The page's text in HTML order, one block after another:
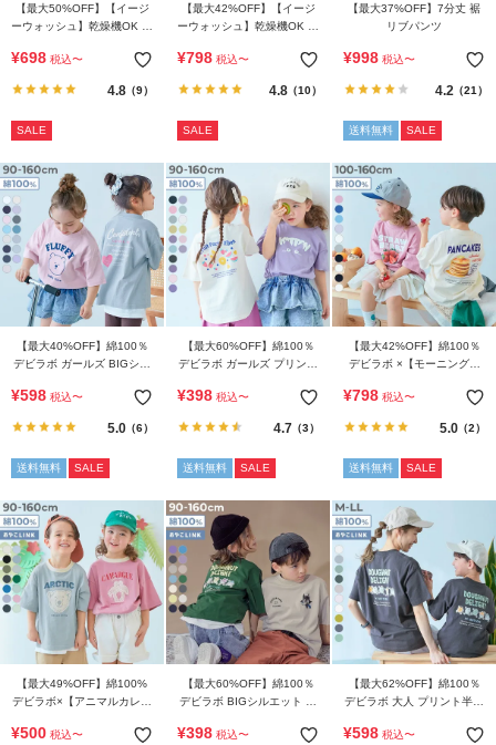
【最大50%OFF】【イージ
ーウォッシュ】乾燥機OK 防
ツ
¥698 税込〜
4.8（9）
SALE
【最大42%OFF】【イージ
ーウォッシュ】乾燥機OK 防
ンツ
¥798 税込〜
4.8（10）
SALE
【最大37%OFF】7分丈 裾
リブパンツ
¥998 税込〜
4.2（21）
送料無料 SALE
【最大40%OFF】綿100％
デビラボ ガールズ BIGシル
ツ
¥598 税込〜
5.0（6）
送料無料 SALE
【最大60%OFF】綿100％
デビラボ ガールズ プリント
¥398 税込〜
4.7（3）
送料無料 SALE
【最大42%OFF】綿100％
デビラボ ×【モーニング】
ツ
¥798 税込〜
5.0（2）
送料無料 SALE
【最大49%OFF】綿100%
デビラボ×【アニマルカレッ
ト半袖Tシャツ
¥500 税込〜
【最大60%OFF】綿100％
デビラボ BIGシルエット プ
¥398 税込〜
【最大62%OFF】綿100％
デビラボ 大人 プリント半袖
¥598 税込〜